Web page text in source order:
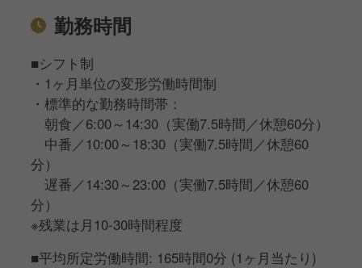
勤務時間
■シフト制
・1ヶ月単位の変形労働時間制
・標準的な勤務時間帯：
朝食／6:00～14:30（実働7.5時間／休憩60分）
中番／10:00～18:30（実働7.5時間／休憩60
分）
遅番／14:30～23:00（実働7.5時間／休憩60
分）
※残業は月10-30時間程度
■平均所定労働時間: 165時間0分 (1ヶ月当たり)